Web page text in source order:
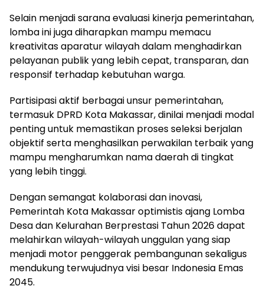
Selain menjadi sarana evaluasi kinerja pemerintahan,
lomba ini juga diharapkan mampu memacu
kreativitas aparatur wilayah dalam menghadirkan
pelayanan publik yang lebih cepat, transparan, dan
responsif terhadap kebutuhan warga.
Partisipasi aktif berbagai unsur pemerintahan,
termasuk DPRD Kota Makassar, dinilai menjadi modal
penting untuk memastikan proses seleksi berjalan
objektif serta menghasilkan perwakilan terbaik yang
mampu mengharumkan nama daerah di tingkat
yang lebih tinggi.
Dengan semangat kolaborasi dan inovasi,
Pemerintah Kota Makassar optimistis ajang Lomba
Desa dan Kelurahan Berprestasi Tahun 2026 dapat
melahirkan wilayah-wilayah unggulan yang siap
menjadi motor penggerak pembangunan sekaligus
mendukung terwujudnya visi besar Indonesia Emas
2045.